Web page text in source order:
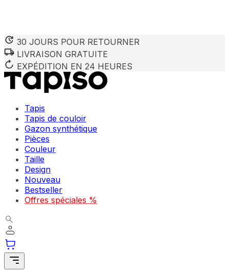
30 JOURS POUR RETOURNER
LIVRAISON GRATUITE
EXPÉDITION EN 24 HEURES
Tapis
Tapis de couloir
Gazon synthétique
Pièces
Couleur
Taille
Design
Nouveau
Bestseller
Offres spéciales %
Nous utilisons des cookies pour personnaliser le contenu
partenaires peuvent combiner ces informations avec
utilisation de leurs services.
Les cookies indispensables sont cruciaux pour les
Les cookies liés aux préférences permettent au site de
comme votre langue préférée ou la région dans laquelle